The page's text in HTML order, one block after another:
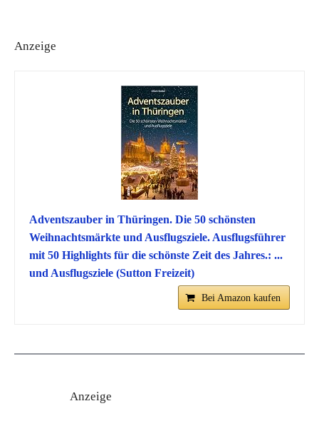
Anzeige
Adventszauber in Thüringen. Die 50 schönsten
Weihnachtsmärkte und Ausflugsziele. Ausflugsführer
mit 50 Highlights für die schönste Zeit des Jahres.: ...
und Ausflugsziele (Sutton Freizeit)
Bei Amazon kaufen
Anzeige